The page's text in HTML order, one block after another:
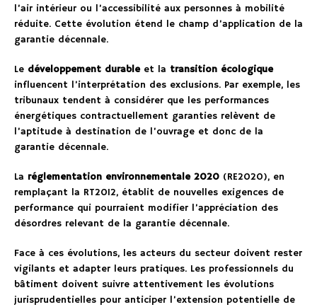
l’air intérieur ou l’accessibilité aux personnes à mobilité
réduite. Cette évolution étend le champ d’application de la
garantie décennale.
Le développement durableet la transition écologique
influencent l’interprétation des exclusions. Par exemple, les
tribunaux tendent à considérer que les performances
énergétiques contractuellement garanties relèvent de
l’aptitude à destination de l’ouvrage et donc de la
garantie décennale.
La réglementation environnementale 2020 (RE2020), en
remplaçant la RT2012, établit de nouvelles exigences de
performance qui pourraient modifier l’appréciation des
désordres relevant de la garantie décennale.
Face à ces évolutions, les acteurs du secteur doivent rester
vigilants et adapter leurs pratiques. Les professionnels du
bâtiment doivent suivre attentivement les évolutions
jurisprudentielles pour anticiper l’extension potentielle de